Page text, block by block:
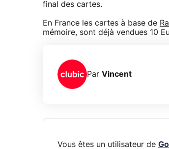
final des cartes.
En France les cartes à base de
mémoire, sont déjà vendues 10
Par Vincent
Vous êtes un utilisateur de